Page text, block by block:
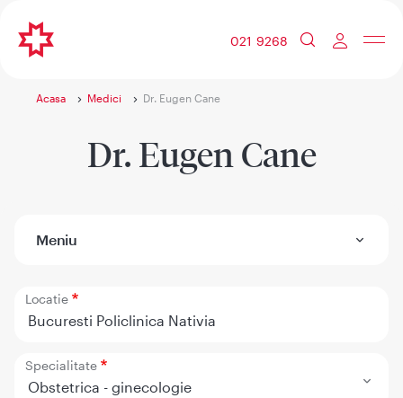
021 9268
Acasa Medici Dr. Eugen Cane
Dr. Eugen Cane
Meniu
Locatie
Bucuresti Policlinica Nativia
Specialitate
Obstetrica - ginecologie